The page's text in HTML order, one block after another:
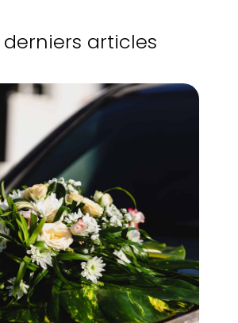
derniers articles